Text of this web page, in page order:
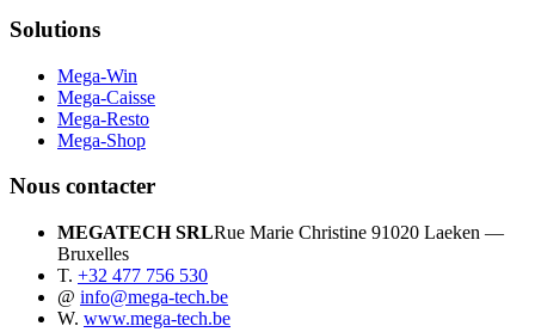
Solutions
Mega-Win
Mega-Caisse
Mega-Resto
Mega-Shop
Nous contacter
MEGATECH SRLRue Marie Christine 91020 Laeken —
Bruxelles
T. +32 477 756 530
@ info@mega-tech.be
W. www.mega-tech.be